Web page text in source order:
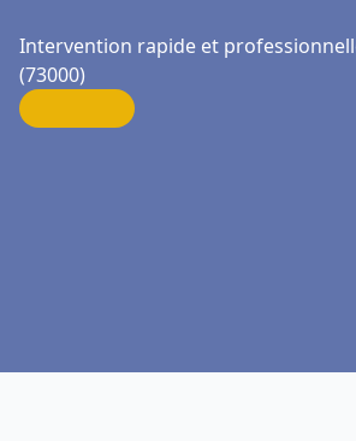
Intervention rapide et
(73000)